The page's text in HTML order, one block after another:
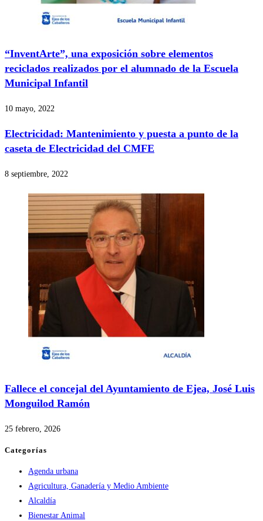
“InventArte”, una exposición sobre elementos
reciclados realizados por el alumnado de la Escuela
Municipal Infantil
10 mayo, 2022
Electricidad: Mantenimiento y puesta a punto de la
caseta de Electricidad del CMFE
8 septiembre, 2022
Fallece el concejal del Ayuntamiento de Ejea, José Luis
Monguilod Ramón
25 febrero, 2026
Categorías
Agenda urbana
Agricultura, Ganadería y Medio Ambiente
Alcaldía
Bienestar Animal